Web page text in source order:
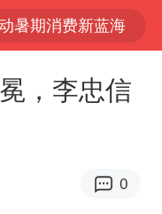
暑期消费新蓝海
微信又有新功能，你可以“撤回”你的撤回了！
出坠崖1死1伤
，李忠信
0